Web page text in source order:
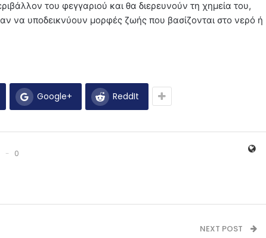
του φεγγαριού και θα διερευνούν τη χημεία του,
να υποδεικνύουν μορφές ζωής που βασίζονται στο νερό ή
Google+ ReddIt
0
NEXT POST